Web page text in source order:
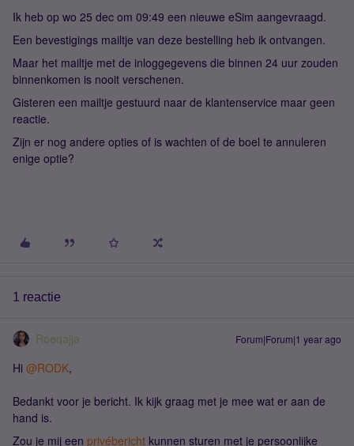
Ik heb op wo 25 dec om 09:49 een nieuwe eSim aangevraagd.
Een bevestigings mailtje van deze bestelling heb ik ontvangen.
Maar het mailtje met de inloggegevens die binnen 24 uur zouden
binnenkomen is nooit verschenen.
Gisteren een mailtje gestuurd naar de klantenservice maar geen
reactie.
Zijn er nog andere opties of is wachten of de boel te annuleren
enige optie?
1 reactie
Roeqajja Forum|Forum|1 year ago
Hi ​ @RODK,
Bedankt voor je bericht. Ik kijk graag met je mee wat er aan de
hand is.
Zou je mij een privébericht kunnen sturen met je persoonlijke